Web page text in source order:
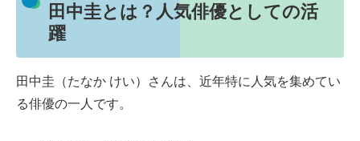
田中圭とは？人気俳優としての活
躍
田中圭（たなか けい）さんは、近年特に人気を集めてい
る俳優の一人です。